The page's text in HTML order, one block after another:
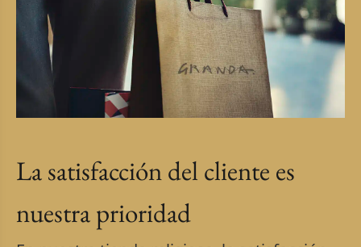
La satisfacción del cliente es
nuestra prioridad